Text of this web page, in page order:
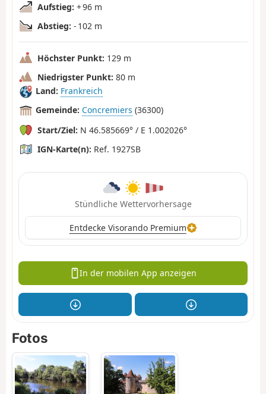
Aufstieg: + 96 m
Abstieg: - 102 m
Höchster Punkt: 129 m
Niedrigster Punkt: 80 m
Land: Frankreich
Gemeinde: Concremiers (36300)
Start/Ziel: N 46.585669° / E 1.002026°
IGN-Karte(n): Ref. 1927SB
Stündliche Wettervorhersage
Entdecke Visorando Premium
In der mobilen App anzeigen
Fotos